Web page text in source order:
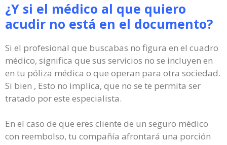
¿Y si el médico al que quiero
acudir no está en el documento?
Si el profesional que buscabas no figura en el cuadro
médico, significa que sus servicios no se incluyen en
en tu póliza médica o que operan para otra sociedad.
Si bien , Esto no implica, que no se te permita ser
tratado por este especialista.
En el caso de que eres cliente de un seguro médico
con reembolso, tu compañía afrontará una porción